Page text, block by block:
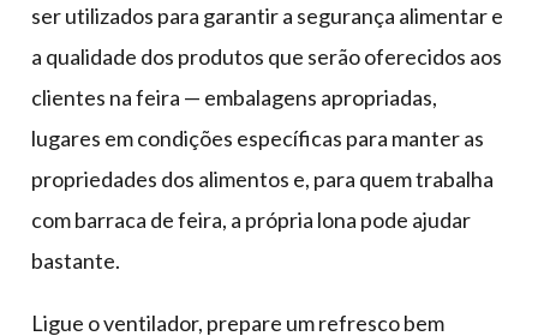
ser utilizados para garantir a segurança alimentar e
a qualidade dos produtos que serão oferecidos aos
clientes na feira — embalagens apropriadas,
lugares em condições específicas para manter as
propriedades dos alimentos e, para quem trabalha
com barraca de feira, a própria lona pode ajudar
bastante.
Ligue o ventilador, prepare um refresco bem